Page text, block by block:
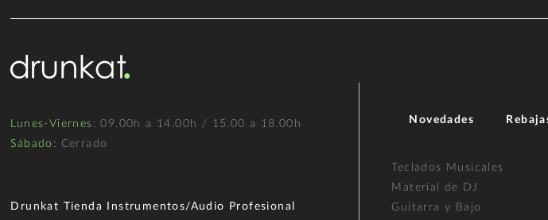
Lunes-Viernes : 09.00h a 14.00h / 15.00 a 18.00h
Sábado : Cerrado
Drunkat Tienda Instrumentos/Audio Profesional
Novedades
Teclados Musicales
Material de DJ
Guitarra y Bajo